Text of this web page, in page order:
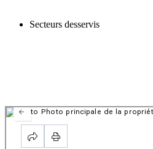
Secteurs desservis